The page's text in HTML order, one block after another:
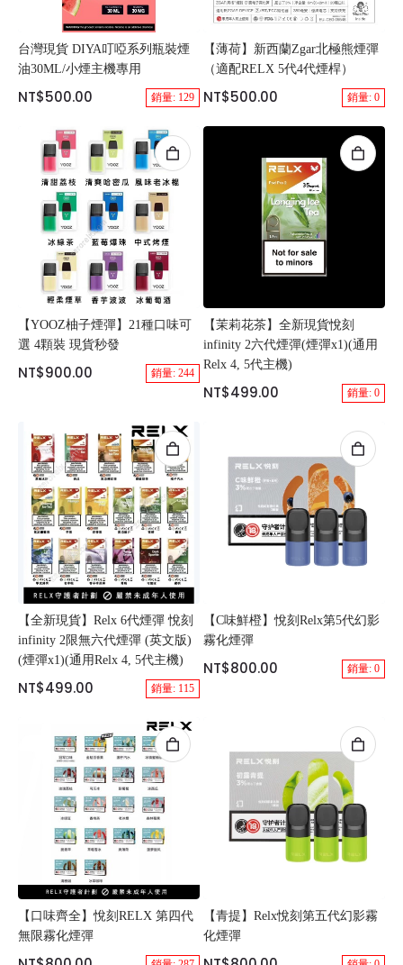
台灣現貨 DIYA叮啞系列瓶裝煙
油30ML/小煙主機專用
NT$500.00 銷量: 129
【薄荷】新西蘭Zgar北極熊煙彈
（適配RELX 5代4代煙桿）
NT$500.00 銷量: 0
【YOOZ柚子煙彈】21種口味可
選 4顆裝 現貨秒發
NT$900.00 銷量: 244
【茉莉花茶】全新現貨悅刻
infinity 2六代煙彈(煙彈x1)(通用
Relx 4, 5代主機)
NT$499.00 銷量: 0
【全新現貨】Relx 6代煙彈 悅刻
infinity 2限無六代煙彈 (英文版)
(煙彈x1)(通用Relx 4, 5代主機)
NT$499.00 銷量: 115
【C味鮮橙】悅刻Relx第5代幻影
霧化煙彈
NT$800.00 銷量: 0
【口味齊全】悅刻RELX 第四代
無限霧化煙彈
【青提】Relx悅刻第五代幻影霧
化煙彈